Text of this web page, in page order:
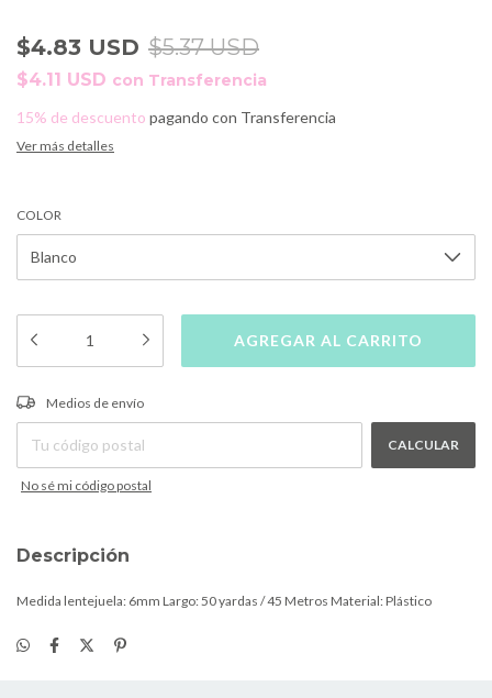
$4.83 USD $5.37 USD
$4.11 USD con Transferencia
15% de descuento pagando con Transferencia
Ver más detalles
COLOR
Entregas para el CP:
Medios de envío
CALCULAR
No sé mi código postal
Descripción
Medida lentejuela: 6mm Largo: 50 yardas / 45 Metros Material: Plástico